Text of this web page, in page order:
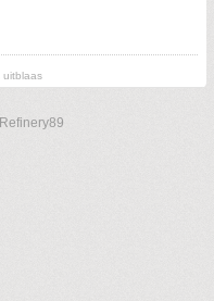
uitblaas